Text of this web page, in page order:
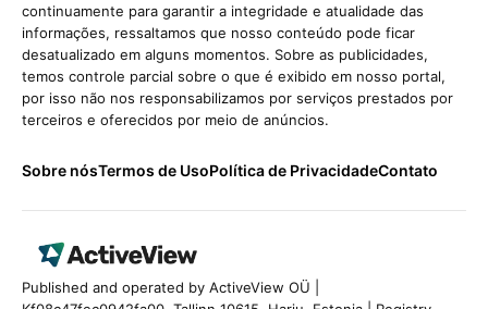
continuamente para garantir a integridade e atualidade das
informações, ressaltamos que nosso conteúdo pode ficar
desatualizado em alguns momentos. Sobre as publicidades,
temos controle parcial sobre o que é exibido em nosso portal,
por isso não nos responsabilizamos por serviços prestados por
terceiros e oferecidos por meio de anúncios.
Sobre nósTermos de UsoPolítica de PrivacidadeContato
Published and operated by ActiveView OÜ |